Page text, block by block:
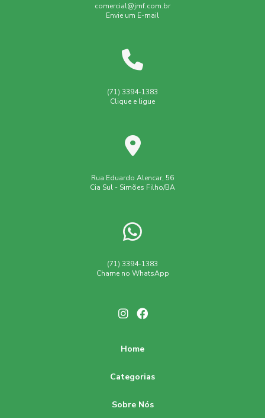
comercial@jmf.com.br
Envie um E-mail
(71) 3394-1383
Clique e ligue
Rua Eduardo Alencar, 56
Cia Sul - Simões Filho/BA
(71) 3394-1383
Chame no WhatsApp
Home
Categorias
Sobre Nós